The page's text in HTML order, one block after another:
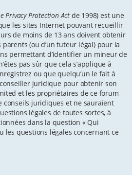
Privacy Protection Act de 1998) est une
les sites Internet pouvant recueillir
de moins de 13 ans doivent obtenir
(ou d’un tuteur légal) pour la
permettant d’identifier un mineur de
pas sûr que cela s’applique à
ou que quelqu’un le fait à
juridique pour obtenir son
et les propriétaires de ce forum
conseils juridiques et ne sauraient
légales de toutes sortes, à
dans la question « Qui
les questions légales concernant ce